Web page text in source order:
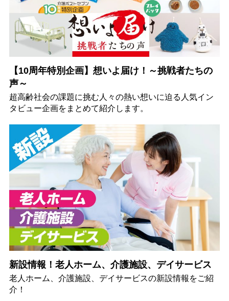
【10周年特別企画】想いよ届け！～挑戦者たちの
声～
超高齢社会の課題に挑む人々の熱い想いに迫る人気イン
タビュー企画をまとめて紹介します。
新設情報！老人ホーム、介護施設、デイサービス
老人ホーム、介護施設、デイサービスの新設情報をご紹
介！